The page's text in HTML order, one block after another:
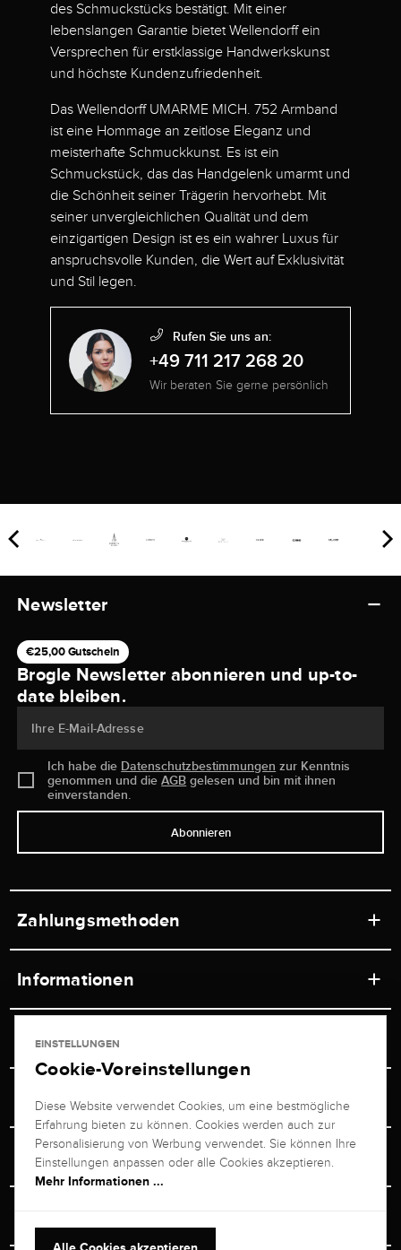
des Schmuckstücks bestätigt. Mit einer
lebenslangen Garantie bietet Wellendorff ein
Versprechen für erstklassige Handwerkskunst
und höchste Kundenzufriedenheit.
Das Wellendorff UMARME MICH. 752 Armband
ist eine Hommage an zeitlose Eleganz und
meisterhafte Schmuckkunst. Es ist ein
Schmuckstück, das das Handgelenk umarmt und
die Schönheit seiner Trägerin hervorhebt. Mit
seiner unvergleichlichen Qualität und dem
einzigartigen Design ist es ein wahrer Luxus für
anspruchsvolle Kunden, die Wert auf Exklusivität
und Stil legen.
Rufen Sie uns an:
+49 711 217 268 20
Wir beraten Sie gerne persönlich
Newsletter
€25,00 Gutschein
Brogle Newsletter abonnieren und up-to-
date bleiben.
Ihre E-Mail-Adresse
Ich habe die Datenschutzbestimmungen zur Kenntnis
genommen und dieAGB gelesen und bin mit ihnen
einverstanden.
Abonnieren
Zahlungsmethoden
Informationen
Ladengeschäft
Versand & Zahlung
Ratgeber
Service
Newsletterabmeldung
Retouren-Service
Vertrag Widerrufen
Juwelier Brogle
Über uns
Unternehmen
Persönlicher Berater
+49 711 217 268 20
EINSTELLUNGEN
Cookie-Voreinstellungen
Diese Website verwendet Cookies, um eine bestmögliche
Erfahrung bieten zu können. Cookies werden auch zur
Personalisierung von Werbung verwendet. Sie können Ihre
Einstellungen anpassen oder alle Cookies akzeptieren.
Mehr Informationen ...